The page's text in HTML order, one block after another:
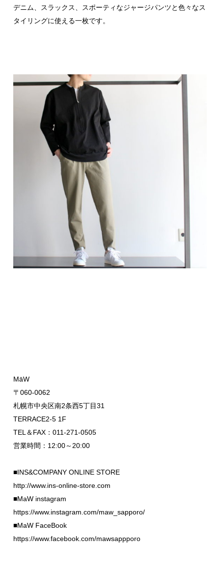
デニム、スラックス、スポーティなジャージパンツと色々なス
タイリングに使える一枚です。
MāW
〒060-0062
札幌市中央区南2条西5丁目31
TERRACE2-5 1F
TEL＆FAX：011-271-0505
営業時間：12:00～20:00
■INS&COMPANY ONLINE STORE
http://www.ins-online-store.com
■MaW instagram
https://www.instagram.com/maw_sapporo/
■MaW FaceBook
https://www.facebook.com/mawsappporo